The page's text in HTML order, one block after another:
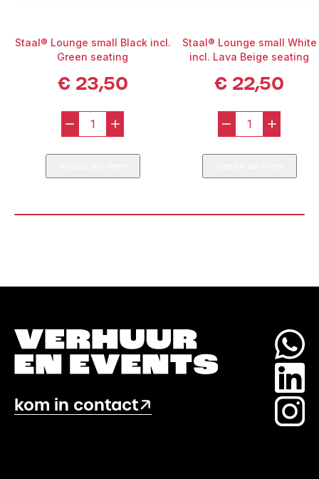
Staal® Lounge small Black incl.
Green seating
€23,50
-
Staal®
Lounge
small
incl.
+
Staal® Lounge small White
incl. Lava Beige seating
€ 22,50
-
Staal®
Lounge
small
incl.
+
kom in contact